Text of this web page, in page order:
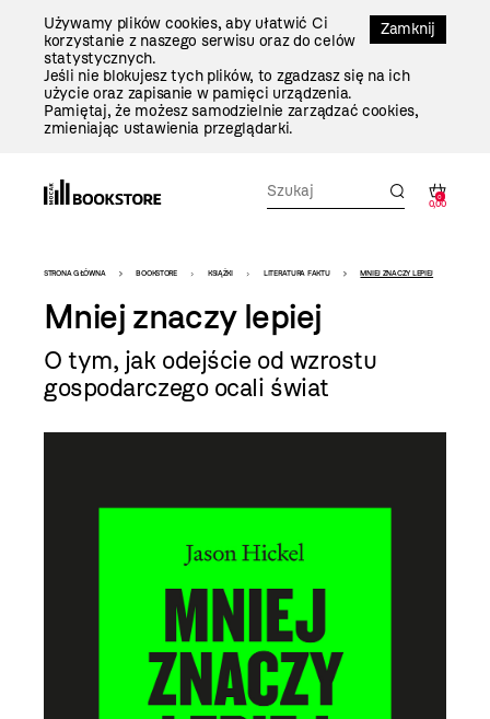
Zamknij
Używamy plików cookies, aby ułatwić Ci
korzystanie z naszego serwisu oraz do celów
statystycznych.
Jeśli nie blokujesz tych plików, to zgadzasz się na ich
użycie oraz zapisanie w pamięci urządzenia.
Pamiętaj, że możesz samodzielnie zarządzać cookies,
zmieniając ustawienia przeglądarki.
0
0,00
Bookstore
-
szablon
szczegóły
STRONA GŁÓWNA BOOKSTORE KSIĄŻKI LITERATURA FAKTU MNIEJ ZNACZY LEPIEJ
Mniej znaczy lepiej
O tym, jak odejście od wzrostu
gospodarczego ocali świat